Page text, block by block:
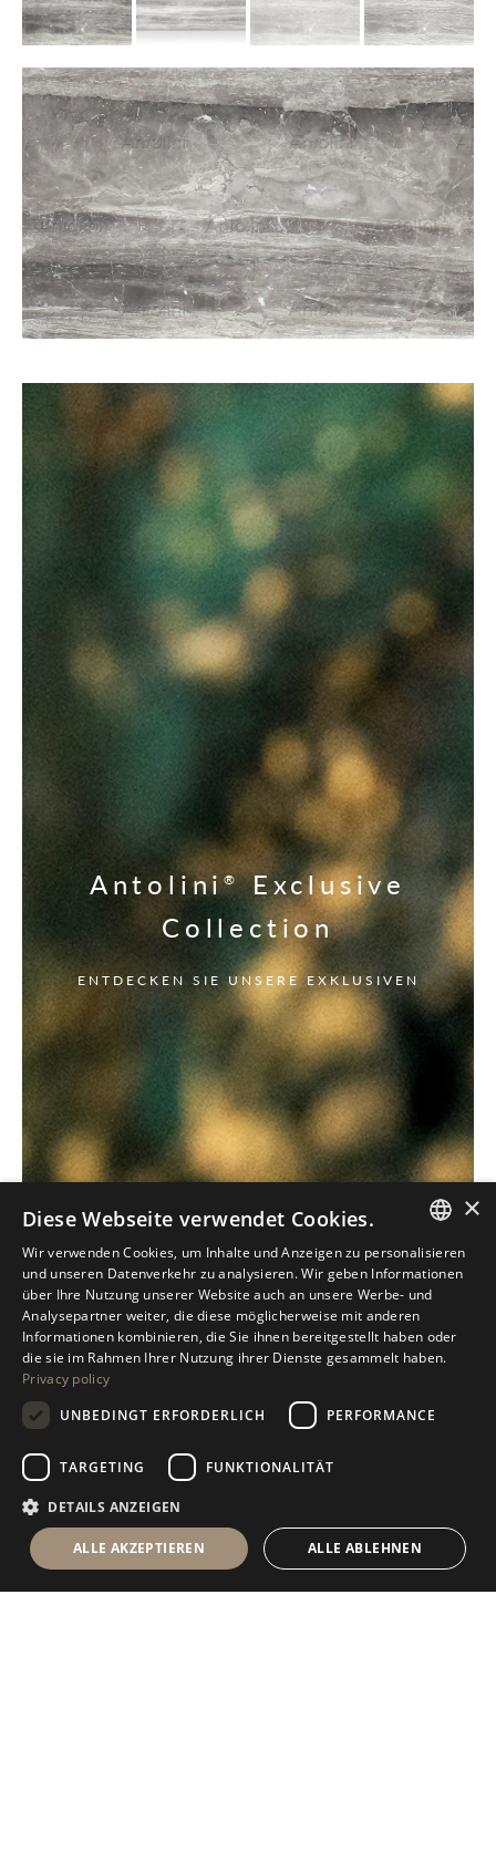
Antolini®Exclusive
Collection
ENTDECKEN SIE UNSERE EXKLUSIVEN
ITALIAN
ENGLISH
SPANISH
RUSSIAN
×
Diese Webseite verwendet Cookies.
Wir verwenden Cookies, um Inhalte und Anzeigen zu personalisieren
und unseren Datenverkehr zu analysieren. Wir geben Informationen
über Ihre Nutzung unserer Website auch an unsere Werbe- und
Analysepartner weiter, die diese möglicherweise mit anderen
Informationen kombinieren, die Sie ihnen bereitgestellt haben oder
die sie im Rahmen Ihrer Nutzung ihrer Dienste gesammelt haben.
Privacy policy
UNBEDINGT ERFORDERLICH
PERFORMANCE
TARGETING FUNKTIONALITÄT
DETAILS ANZEIGEN
ALLE AKZEPTIEREN ALLE ABLEHNEN